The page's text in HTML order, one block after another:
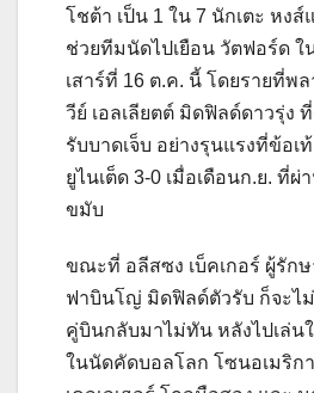
โชต้า เป็น 1 ใน 7 นักเตะ หงส์
ช่วยทีมนัดไปเยือน วัตฟอร์ด ใ
เสาร์ที่ 16 ต.ค. นี้ โดยรายที่พ
วีย์ เอลเลียตต์ มิดฟิลด์ดาวรุ่ง
รับบาดเจ็บ อย่างรุนแรงที่ข้อ
ยูไนเต็ด 3-0 เมื่อเดือนก.ย. ที่ผ่
ขมับ
ขณะที่ อลีสซง เบ็คเกอร์ ผู้รัก
ฟาบินโญ่ มิดฟิลด์ตัวรับ ก็จะไม่
คู่บินกลับมาไม่ทัน หลังไปเล่น
ในนัดคัดบอลโลก โซนอเมริก